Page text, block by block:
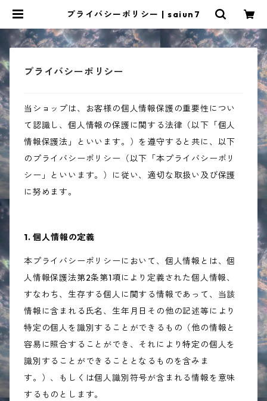
プライバシーポリシー | saiun7
プライバシーポリシー
当ショップは、お客様の個人情報保護の重要性につい
て認識し、個人情報の保護に関する法律（以下「個人
情報保護法」といいます。）を遵守すると共に、以下
のプライバシーポリシー（以下「本プライバシーポリ
シー」といいます。）に従い、適切な取扱い及び保護
に努めます。
1. 個人情報の定義
本プライバシーポリシーにおいて、個人情報とは、個
人情報保護法第2条第1項により定義された個人情報、
すなわち、生存する個人に関する情報であって、当該
情報に含まれる氏名、生年月日その他の記述等により
特定の個人を識別することができるもの（他の情報と
容易に照合することができ、それにより特定の個人を
識別することができることとなるものを含みま
す。）、もしくは個人識別符号が含まれる情報を意味
するものとします。